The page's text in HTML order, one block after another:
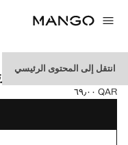
انتقل إلى المحتوى الرئيسي
جينز واسع الساق بخصر
السعر الحالي [QAR ٦٩٫٠٠ ]
QAR ٦٩٫٠٠
حدد اللون